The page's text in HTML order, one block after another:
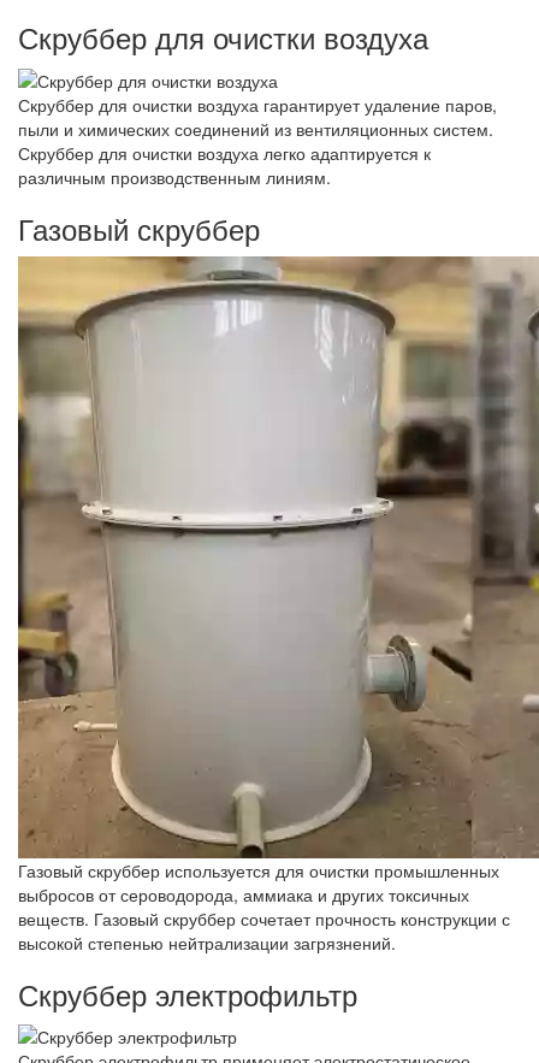
Скруббер для очистки воздуха
Скруббер для очистки воздуха гарантирует удаление паров,
пыли и химических соединений из вентиляционных систем.
Скруббер для очистки воздуха легко адаптируется к
различным производственным линиям.
Газовый скруббер
Газовый скруббер используется для очистки промышленных
выбросов от сероводорода, аммиака и других токсичных
веществ. Газовый скруббер сочетает прочность конструкции с
высокой степенью нейтрализации загрязнений.
Скруббер электрофильтр